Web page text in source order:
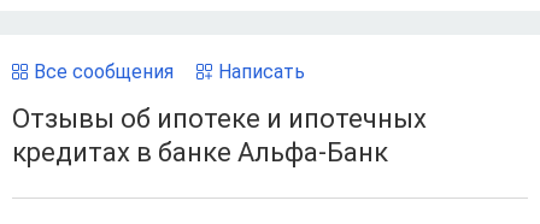
Все сообщения Написать
Отзывы об ипотеке и ипотечных
кредитах в банке Альфа-Банк